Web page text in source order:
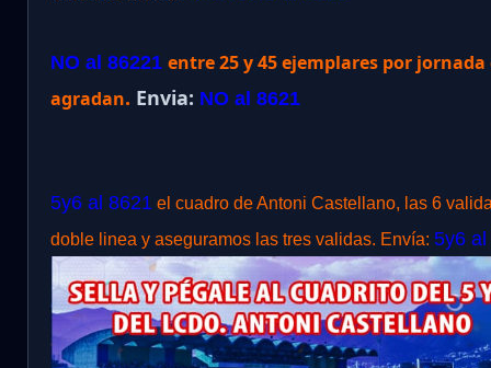
NO al 86221 entre 25 y 45 ejemplares por
agradan. Envia: NO al 8621
5y6 al 8621 el cuadro de Antoni Castellano, las 6
doble linea y aseguramos las tres validas. Envía: 5y6